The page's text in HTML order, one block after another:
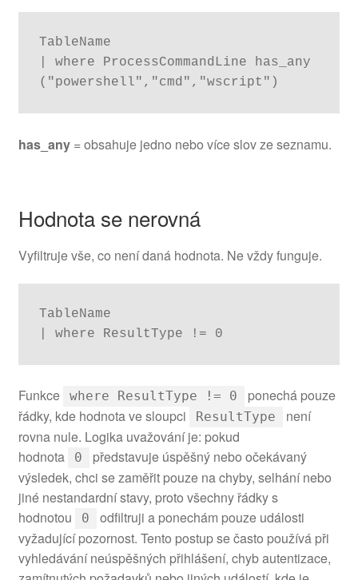
TableName
| where ProcessCommandLine has_any
("powershell","cmd","wscript")
has_any= obsahuje jedno nebo více slov ze seznamu.
Hodnota se nerovná
Vyfiltruje vše, co není daná hodnota. Ne vždy funguje.
TableName
| where ResultType != 0
Funkce where ResultType != 0
ponechá pouze
řádky, kde hodnota ve sloupci
ResultType
není
rovna nule. Logika uvažování je: pokud
hodnota
0
představuje úspěšný nebo očekávaný
výsledek, chci se zaměřit pouze na chyby, selhání nebo
jiné nestandardní stavy, proto všechny řádky s
hodnotou
0
odfiltruji a ponechám pouze události
vyžadující pozornost. Tento postup se často používá při
vyhledávání neúspěšných přihlášení, chyb autentizace,